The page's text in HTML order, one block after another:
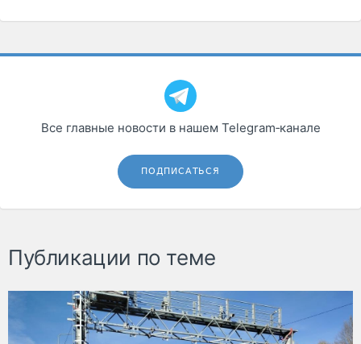
Все главные новости в нашем Telegram‑канале
ПОДПИСАТЬСЯ
Публикации по теме